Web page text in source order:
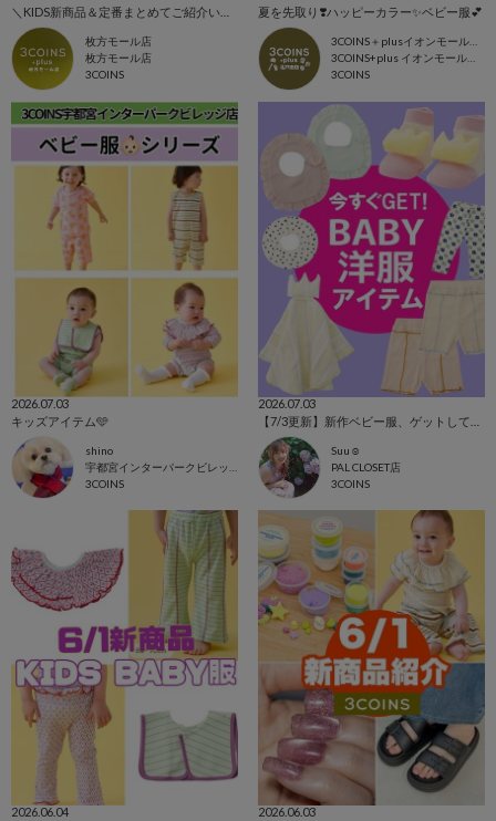
枚方モール店
枚方モール店
3COINS
夏を先取り❣️ハッピーカラー✨ベビー服💕
3COINS＋plusイオンモール北戸田店
3COINS+plus イオンモール北戸田店
3COINS
2026.07.03
キッズアイテム🩵
shino
3COINS
2026.07.03
Suu☺︎
PAL CLOSET店
3COINS
2026.06.04
2026.06.03